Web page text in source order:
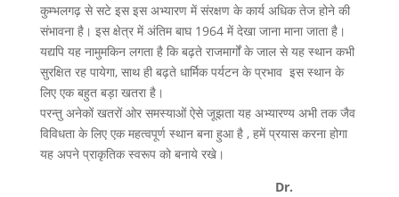
कुम्भलगढ़ से सटे इस इस अभ्यारण में संरक्षण के कार्य अधिक तेज होने की
संभावना है। इस क्षेत्र में अंतिम बाघ 1964 में देखा जाना माना जाता है।
यद्यपि यह नामुमकिन लगता है कि बढ़ते राजमार्गों के जाल से यह स्थान कभी
सुरक्षित रह पायेगा, साथ ही बढ़ते धार्मिक पर्यटन के प्रभाव इस स्थान के
लिए एक बहुत बड़ा खतरा है।
परन्तु अनेकों खतरों ओर समस्याओं ऐसे जूझता यह अभ्यारण्य अभी तक जैव
विविधता के लिए एक महत्वपूर्ण स्थान बना हुआ है , हमें प्रयास करना होगा
यह अपने प्राकृतिक स्वरूप को बनाये रखे।
Dr.